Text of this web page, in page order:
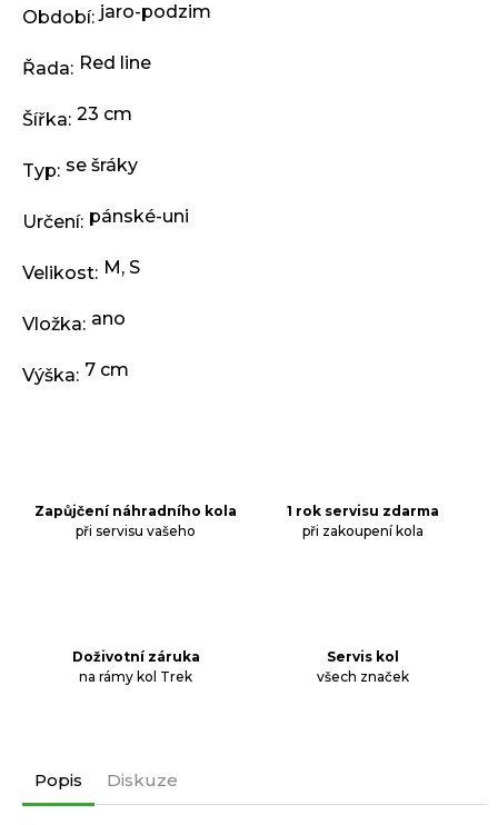
Období: jaro-podzim
Řada: Red line
Šířka: 23 cm
Typ: se šráky
Určení: pánské-uni
Velikost: M, S
Vložka: ano
Výška: 7 cm
Zapůjčení náhradního kola
při servisu vašeho
1 rok servisu zdarma
při zakoupení kola
Doživotní záruka
na rámy kol Trek
Servis kol
všech značek
Popis Diskuze